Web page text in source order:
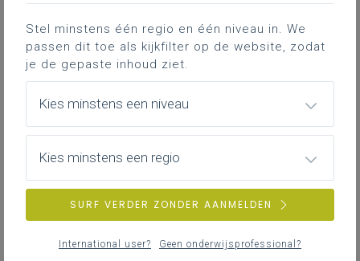
Stel minstens één regio en één niveau in. We
passen dit toe als kijkfilter op de website, zodat
je de gepaste inhoud ziet.
Kies minstens een niveau
Kies minstens een regio
SURF VERDER ZONDER AANMELDEN
International user? Geen onderwijsprofessional?